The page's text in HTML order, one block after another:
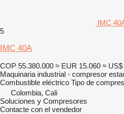
IMC
5
IMC 40A
COP 55.380.000 ≈ EUR 15.060 ≈ US$
Maquinaria industrial - compresor
Combustible eléctrico Tipo de
Colombia, Cali
Soluciones y Compresores
Contacte con el vendedor